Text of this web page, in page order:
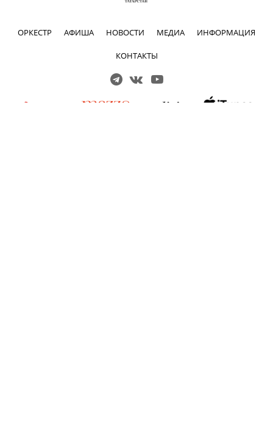
ОРКЕСТР АФИША НОВОСТИ МЕДИА ИНФОРМАЦИЯ
КОНТАКТЫ